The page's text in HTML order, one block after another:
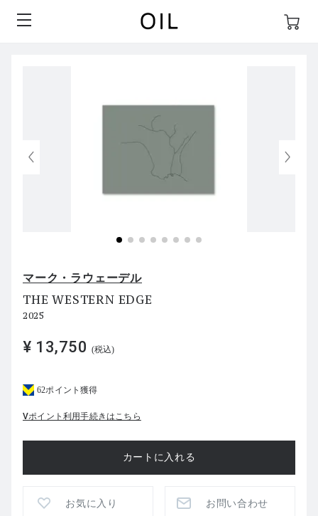
マーク・ラウェーデル
THE WESTERN EDGE
2025
¥ 13,750 (税込)
62ポイント獲得
Vポイント利用手続きはこちら
お気に入り お問い合わせ